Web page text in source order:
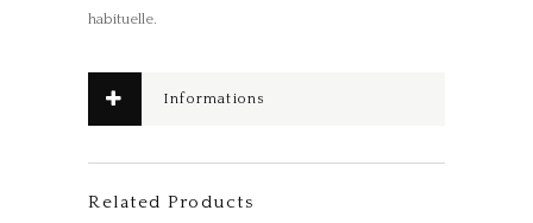
habituelle.
Informations
Related Products